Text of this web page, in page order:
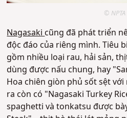
© NPTA
Nagasakicũng đã phát triển
độc đáo của riêng mình. Tiêu
gồm nhiều loại rau, hải sản,
dùng được nấu chung, hay
Hoa chiên giòn phủ sốt sệt
ra còn có "Nagasaki Turkey
spaghetti và tonkatsu được